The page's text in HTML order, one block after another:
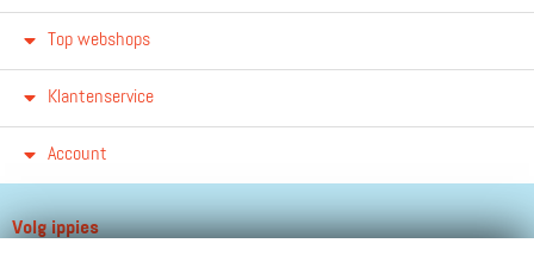
Top webshops
Klantenservice
Account
Volg ippies